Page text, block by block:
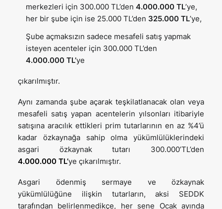
merkezleri için 300.000 TL’den 4.000.000 TL’ye,
her bir şube için ise 25.000 TL’den 325.000 TL’ye,
Şube açmaksızın sadece mesafeli satış yapmak
isteyen acenteler için 300.000 TL’den
4.000.000 TL’ye
çıkarılmıştır.
Aynı zamanda şube açarak teşkilatlanacak olan veya
mesafeli satış yapan acentelerin yılsonları itibariyle
satışına aracılık ettikleri prim tutarlarının en az %4’ü
kadar özkaynağa sahip olma yükümlülüklerindeki
asgari özkaynak tutarı 300.000’TL’den
4.000.000 TL’ye çıkarılmıştır.
Asgari ödenmiş sermaye ve özkaynak
yükümlülüğüne ilişkin tutarların, aksi SEDDK
tarafından belirlenmedikçe, her sene Ocak ayında